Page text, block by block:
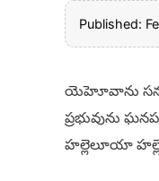
Published:
యెహెూవాను
ప్రభువును
హల్లెలూయా